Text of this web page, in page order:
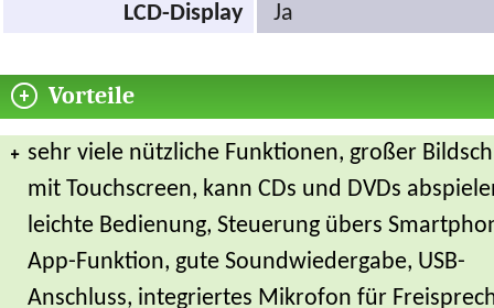
LCD-Display Ja
Vorteile
sehr viele nützliche Funktionen, großer
mit Touchscreen, kann CDs und DVDs
leichte Bedienung, Steuerung übers
App-Funktion, gute Soundwiedergabe, USB-
Anschluss, integriertes Mikrofon für